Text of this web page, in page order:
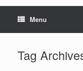
Menu
Tag